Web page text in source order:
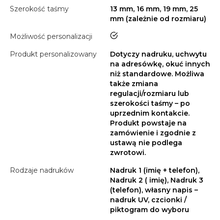
Szerokość taśmy
13 mm, 16 mm, 19 mm, 25
mm (zależnie od rozmiaru)
Możliwość personalizacji
tak
Produkt personalizowany
Dotyczy nadruku, uchwytu
na adresówkę, okuć innych
niż standardowe. Możliwa
także zmiana
regulacji/rozmiaru lub
szerokości taśmy – po
uprzednim kontakcie.
Produkt powstaje na
zamówienie i zgodnie z
ustawą nie podlega
zwrotowi.
Rodzaje nadruków
Nadruk 1 (imię + telefon),
Nadruk 2 ( imię), Nadruk 3
(telefon), własny napis –
nadruk UV, czcionki /
piktogram do wyboru